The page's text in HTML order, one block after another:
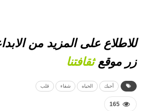
للاطلاع على المزيد من
زر موقعثقافتنا
أحبك الحياه شفاء قلب
165